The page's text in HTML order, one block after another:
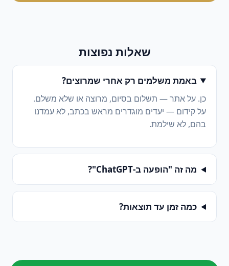
שאלות נפוצות
באמת משלמים רק אחרי שמרוצים?
כן. על אתר — תשלום בסיום, מרוצה או שלא משלם.
על קידום — יעדים מוגדרים מראש בכתב, לא עמדנו
בהם, לא שילמת.
מה זה "הופעה ב-ChatGPT"?
כמה זמן עד תוצאות?